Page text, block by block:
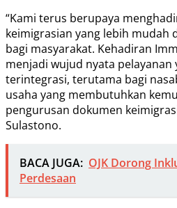
“Kami terus berupaya
keimigrasian yang lebih mudah
bagi masyarakat. Kehadiran
menjadi wujud nyata pelayanan
terintegrasi, terutama bagi
usaha yang membutuhkan
pengurusan dokumen
Sulastono.
BACA JUGA: OJK Dorong
Perdesaan